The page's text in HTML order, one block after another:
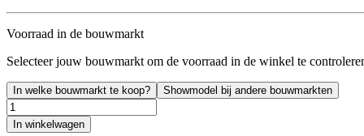
Voorraad in de bouwmarkt
Selecteer jouw bouwmarkt om de voorraad in de winkel te
In welke bouwmarkt te koop? Showmodel bij andere bouwmarkten
In winkelwagen